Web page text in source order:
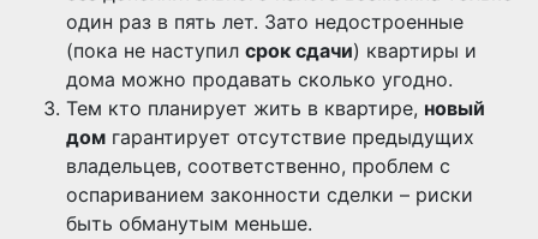
один раз в пять лет. Зато недостроенные
(пока не наступил срок сдачи) квартиры и
дома можно продавать сколько угодно.
Тем кто планирует жить в квартире, новый
дом гарантирует отсутствие предыдущих
владельцев, соответственно, проблем с
оспариванием законности сделки – риски
быть обманутым меньше.